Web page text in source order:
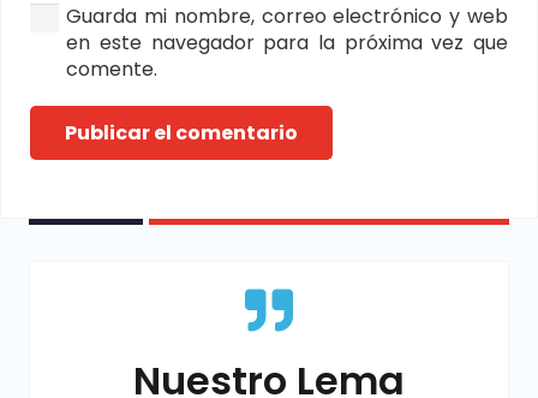
Guarda mi nombre, correo electrónico y web
en este navegador para la próxima vez que
comente.
Publicar el comentario
Nuestro Lema